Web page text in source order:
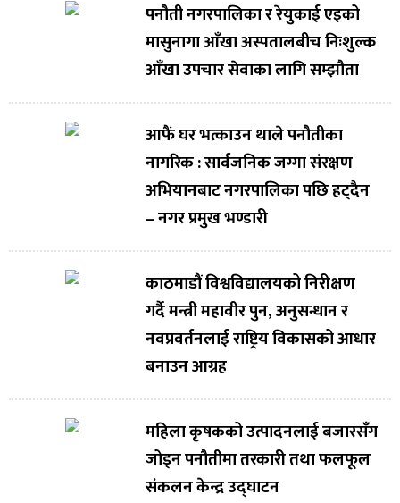
पनौती नगरपालिका र रेयुकाई एइको
मासुनागा आँखा अस्पतालबीच निःशुल्क
आँखा उपचार सेवाका लागि सम्झौता
आफैं घर भत्काउन थाले पनौतीका
नागरिक : सार्वजनिक जग्गा संरक्षण
अभियानबाट नगरपालिका पछि हट्दैन
– नगर प्रमुख भण्डारी
काठमाडौं विश्वविद्यालयको निरीक्षण
गर्दै मन्त्री महावीर पुन, अनुसन्धान र
नवप्रवर्तनलाई राष्ट्रिय विकासको आधार
बनाउन आग्रह
महिला कृषकको उत्पादनलाई बजारसँग
जोड्न पनौतीमा तरकारी तथा फलफूल
संकलन केन्द्र उद्घाटन